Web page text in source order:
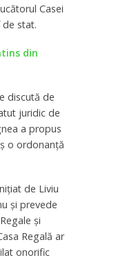
Casei
stat.
din
discută de
juridic de
a propus
o ordonanță
de Liviu
și prevede
și
Regală ar
onorific